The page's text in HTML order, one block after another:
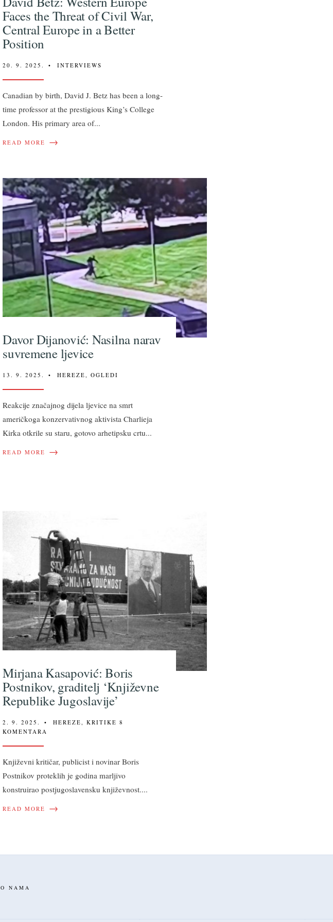
Faces the Threat of Civil War,
Central Europe in a Better
Position
20. 9. 2025. • INTERVIEWS
Canadian by birth, David J. Betz has been a long-
time professor at the prestigious King’s College
London. His primary area of...
READ MORE →
Davor Dijanović: Nasilna narav
suvremene ljevice
13. 9. 2025. • HEREZE, OGLEDI
Reakcije značajnog dijela ljevice na smrt
američkoga konzervativnog aktivista Charlieja
Kirka otkrile su staru, gotovo arhetipsku crtu...
READ MORE →
Mirjana Kasapović: Boris
Postnikov, graditelj ‘Književne
Republike Jugoslavije’
2. 9. 2025. • HEREZE KRITIKE 8
KOMENTARA
Književni kritičar, publicist i novinar Boris
Postnikov proteklih je godina marljivo
konstruirao postjugoslavensku književnost....
READ MORE →
O NAMA